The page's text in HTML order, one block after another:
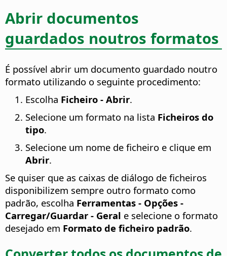
Abrir documentos
guardados noutros formatos
É possível abrir um documento guardado noutro
formato utilizando o seguinte procedimento:
Escolha Ficheiro - Abrir.
Selecione um formato na lista Ficheiros do
tipo.
Selecione um nome de ficheiro e clique em
Abrir.
Se quiser que as caixas de diálogo de ficheiros
disponibilizem sempre outro formato como
padrão, escolha Ferramentas - Opções -
Carregar/Guardar - Geral e selecione o formato
desejado em Formato de ficheiro padrão.